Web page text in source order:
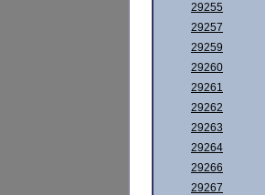
29255
29257
29259
29260
29261
29262
29263
29264
29266
29267